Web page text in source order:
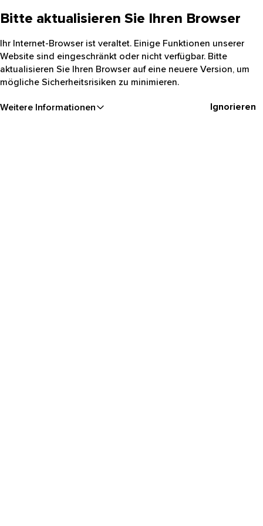
Bitte aktualisieren Sie Ihren Browser
Ihr Internet-Browser ist veraltet. Einige Funktionen unserer
Website sind eingeschränkt oder nicht verfügbar. Bitte
aktualisieren Sie Ihren Browser auf eine neuere Version, um
mögliche Sicherheitsrisiken zu minimieren.
Weitere Informationen Ignorieren